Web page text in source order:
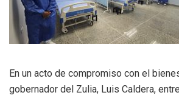
En un acto de compromiso con el
gobernador del Zulia, Luis Caldera,